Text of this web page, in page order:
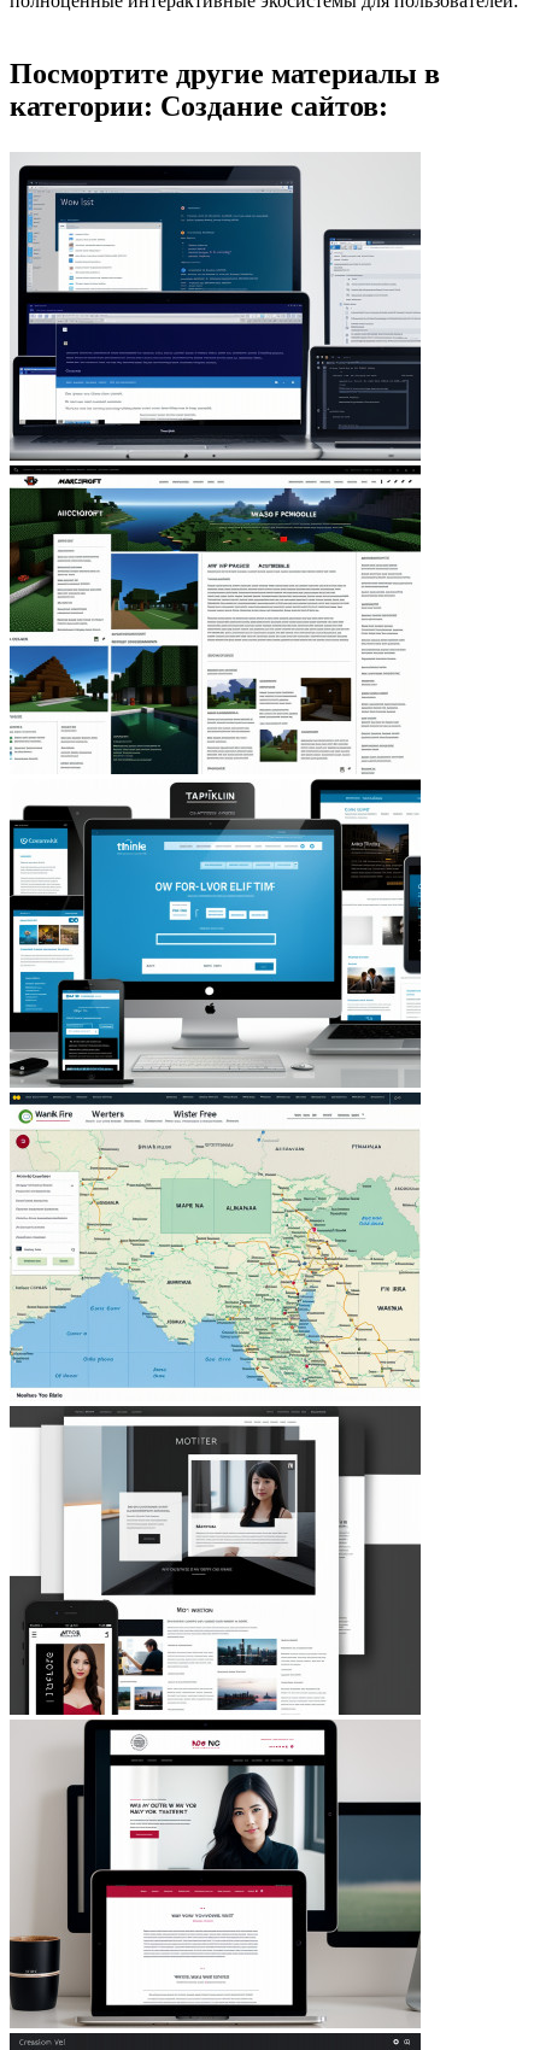
Посмортите другие материалы в
категории: Создание сайтов: